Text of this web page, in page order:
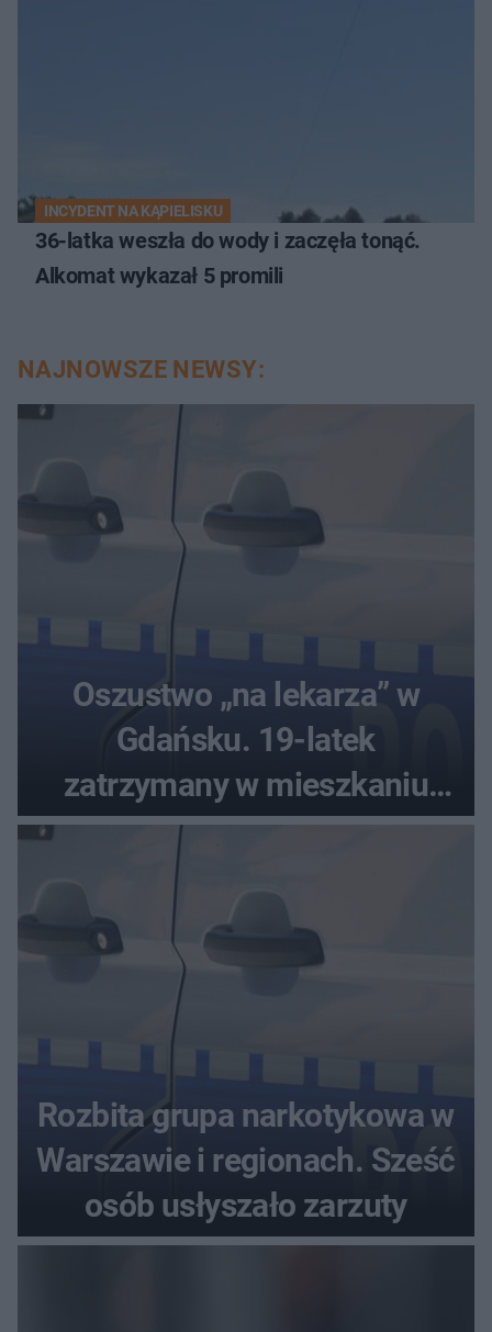
INCYDENT NA KĄPIELISKU
36-latka weszła do wody i zaczęła tonąć.
Alkomat wykazał 5 promili
NAJNOWSZE NEWSY:
Oszustwo „na lekarza” w
Gdańsku. 19-latek
zatrzymany w mieszkaniu
seniora
Rozbita grupa narkotykowa w
Warszawie i regionach. Sześć
osób usłyszało zarzuty